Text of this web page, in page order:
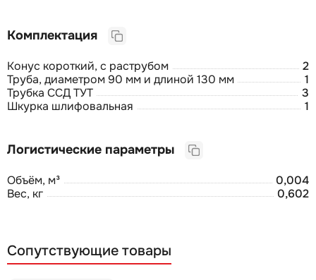
Комплектация
Конус короткий, с раструбом
2
Труба, диаметром 90 мм и длиной 130 мм
1
Трубка ССД ТУТ
3
Шкурка шлифовальная
1
Логистические параметры
Объём, м³
0,004
Вес, кг
0,602
Сопутствующие товары